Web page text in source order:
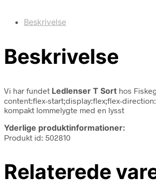
Beskrivelse
Beskrivelse
Vi har fundet Ledlenser T Sort hos
content:flex-start;display:flex;flex-
kompakt lommelygte med en lysst
Yderlige produktinformationer:
Produkt id: 502810
Relaterede